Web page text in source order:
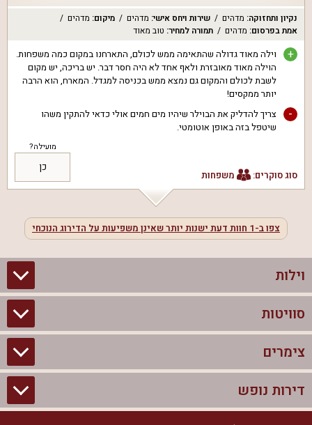
נקיון ותחזוקה: מדהים שירות ויחס אישי: מדהים מיקום: מדהים
אמת בפרסום: מדהים תמורה למחיר: טוב מאוד
+
וילה מאוד גדולה שהתאימה ממש לכולם, התארחנו במקום כמה משפחות.
הוילה מאוד מאובזרת ולאף אחד לא היה חסר דבר. יש בריכה, יש מקום
לשבת לכולם והמקום גם נמצא ממש בכניסה למגדל. המארח, הוא הרבה
יותר ממקסים!
-
צריך להדליק את הבוילר שיהיו מים חמים אולי כדאי להתקין משהו
שיטפל בזה באופן אוטומטי.
סוג סוקרים: משפחות
מועילה?
כן
צפו ב-1חוות דעת ישנות יותר שאינן משפיעות על הדירוג הנוכחי
וילות
וילות בצפון
וילות להשכרה
וילות למסיבת רווקים
סוויטות
סוויטות בצפון
צימרים לזוגות עם בריכה פרטית
צימרים
צימרים בצפון
דירות נופש